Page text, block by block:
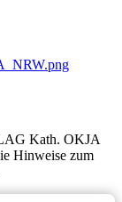
Kath. OKJA
Hinweise zum